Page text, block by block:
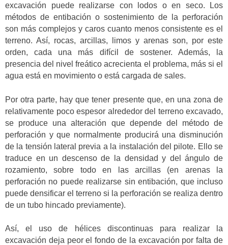
excavación puede realizarse con lodos o en seco. Los
métodos de entibación o sostenimiento de la perforación
son más complejos y caros cuanto menos consistente es el
terreno. Así, rocas, arcillas, limos y arenas son, por este
orden, cada una más difícil de sostener. Además, la
presencia del nivel freático acrecienta el problema, más si el
agua está en movimiento o está cargada de sales.
Por otra parte, hay que tener presente que, en una zona de
relativamente poco espesor alrededor del terreno excavado,
se produce una alteración que depende del método de
perforación y que normalmente producirá una disminución
de la tensión lateral previa a la instalación del pilote. Ello se
traduce en un descenso de la densidad y del ángulo de
rozamiento, sobre todo en las arcillas (en arenas la
perforación no puede realizarse sin entibación, que incluso
puede densificar el terreno si la perforación se realiza dentro
de un tubo hincado previamente).
Así, el uso de hélices discontinuas para realizar la
excavación deja peor el fondo de la excavación por falta de